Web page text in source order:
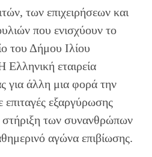
των επιχειρήσεων και
που ενισχύουν το
του Δήμου Ιλίου
Ελληνική εταιρεία
για άλλη μια φορά την
επιταγές εξαργύρωσης
των συνανθρώπων
αγώνα επιβίωσης.